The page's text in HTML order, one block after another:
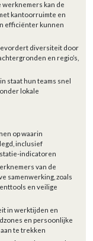
kan de
kantoorruimte en
efficiënter kunnen
diversiteit door
en regio’s,
staat hun teams snel
lokale
op waarin
inclusief
indicatoren
van de
samenwerking, zoals
en veilige
in werktijden en
en persoonlijke
te trekken